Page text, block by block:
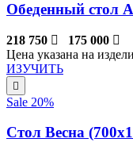
Обеденный стол
218 750
175 000
Цена указана на
ИЗУЧИТЬ
Sale 20%
Стол Весна